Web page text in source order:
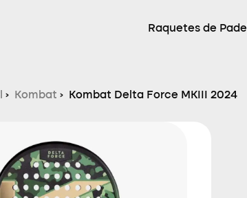
Raquetes de Padel
› Kombat › Kombat Delta Force MKIII 2024